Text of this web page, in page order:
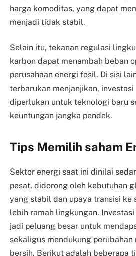
harga komoditas, yang dapat
menjadi tidak stabil.
Selain itu, tekanan regulasi
karbon dapat menambah beban
perusahaan energi fosil. Di sisi
terbarukan menjanjikan,
diperlukan untuk teknologi baru
keuntungan jangka pendek.
Tips Memilih saham
Sektor energi saat ini dinilai
pesat, didorong oleh kebutuhan
yang stabil dan upaya transisi ke
lebih ramah lingkungan.
jadi peluang besar untuk
sekaligus mendukung perubahan
bersih. Berikut adalah beberapa